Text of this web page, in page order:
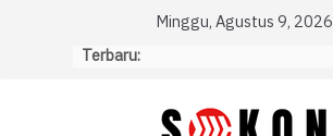
Minggu, Agustus 9, 2026
Terbaru: